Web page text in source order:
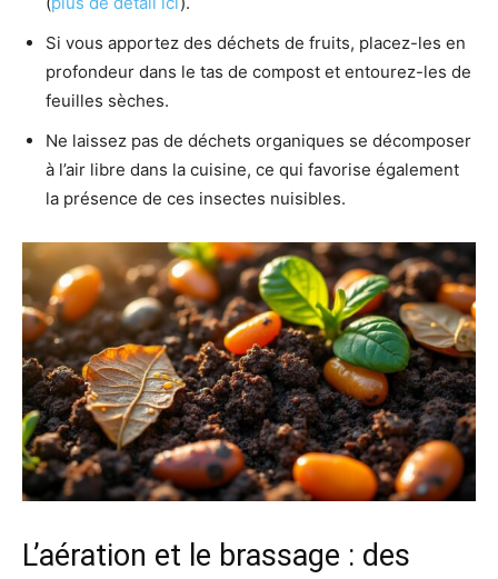
Si vous apportez des déchets de fruits, placez-les en
profondeur dans le tas de compost et entourez-les de
feuilles sèches.
Ne laissez pas de déchets organiques se décomposer
à l’air libre dans la cuisine, ce qui favorise également
la présence de ces insectes nuisibles.
L’aération et le brassage : des